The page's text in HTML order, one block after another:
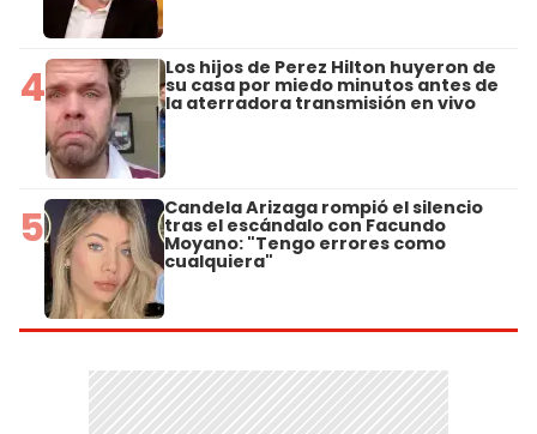
4 Los hijos de Perez Hilton huyeron de
su casa por miedo minutos antes de
la aterradora transmisión en vivo
5 Candela Arizaga rompió el silencio
tras el escándalo con Facundo
Moyano: "Tengo errores como
cualquiera"